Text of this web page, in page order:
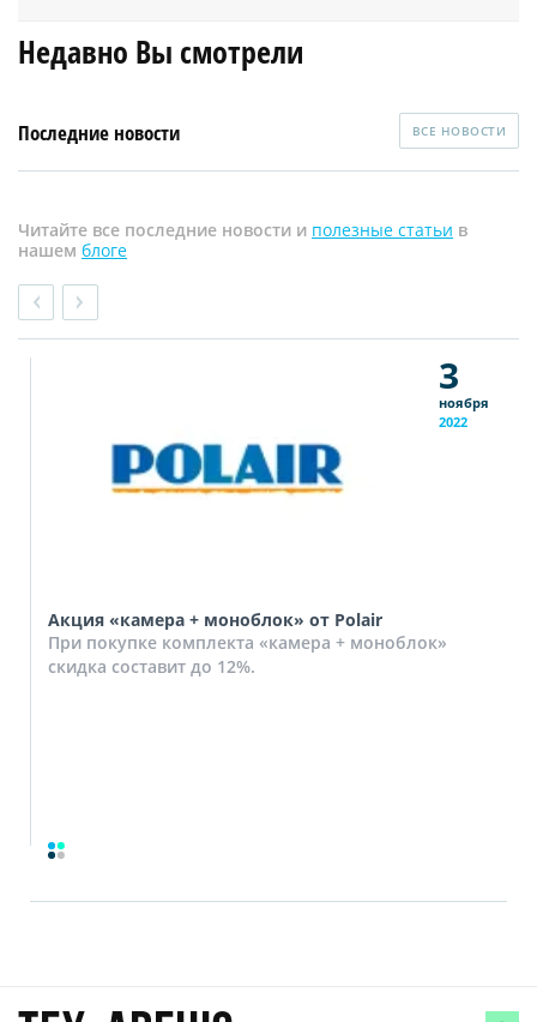
Недавно Вы смотрели
Последние новости ВСЕ НОВОСТИ
Читайте все последние новости и полезные статьи в
нашем блоге
3
ноября
2022
Акция «камера + моноблок» от Polair
При покупке комплекта «камера + моноблок»
скидка составит до 12%.